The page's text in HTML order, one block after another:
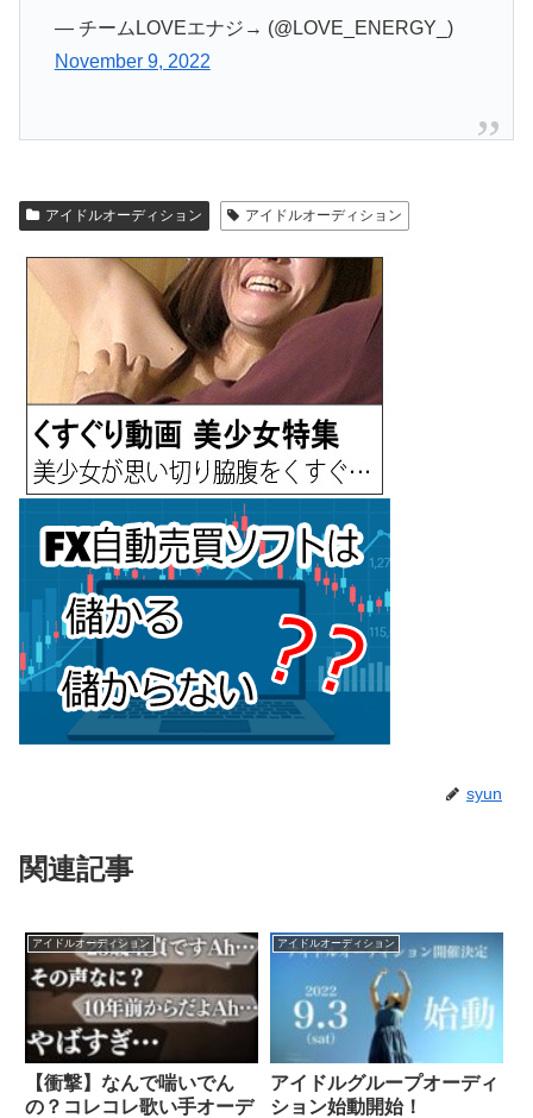
— チームLOVEエナジ→ (@LOVE_ENERGY_)
November 9, 2022
アイドルオーディション アイドルオーディション
syun
関連記事
アイドルオーディション
【衝撃】なんで喘いでん
の？コレコレ歌い手オーデ
アイドルオーディション
アイドルグループオーディ
ション始動開始！